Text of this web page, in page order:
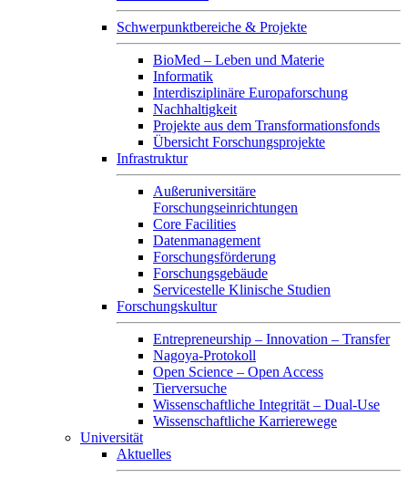
Schwerpunktbereiche & Projekte
BioMed – Leben und Materie
Informatik
Interdisziplinäre Europaforschung
Nachhaltigkeit
Projekte aus dem Transformationsfonds
Übersicht Forschungsprojekte
Infrastruktur
Außeruniversitäre
Forschungseinrichtungen
Core Facilities
Datenmanagement
Forschungsförderung
Forschungsgebäude
Servicestelle Klinische Studien
Forschungskultur
Entrepreneurship – Innovation – Transfer
Nagoya-Protokoll
Open Science – Open Access
Tierversuche
Wissenschaftliche Integrität – Dual-Use
Wissenschaftliche Karrierewege
Universität
Aktuelles